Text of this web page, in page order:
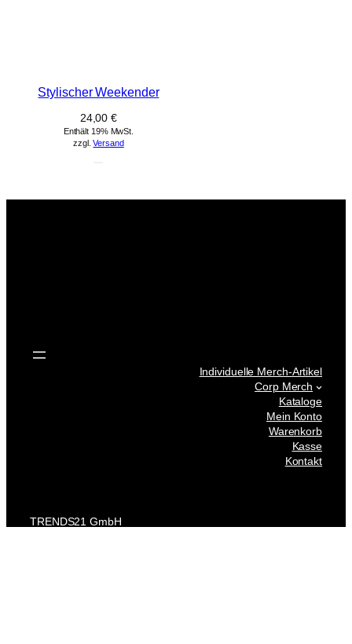
Stylischer Weekender
24,00€
Enthält 19% MwSt.
zzgl.Versand
Individuelle Merch-Artikel
Corp Merch
Kataloge
Mein Konto
Warenkorb
Kasse
Kontakt
TRENDS21 GmbH